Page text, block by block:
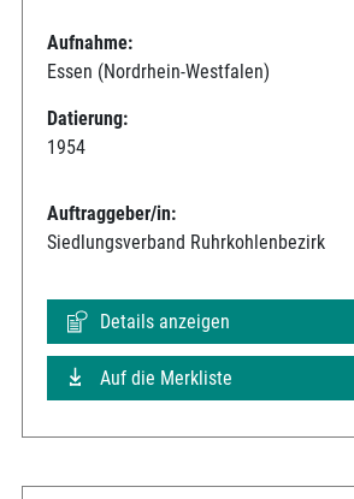
Aufnahme:
Essen (Nordrhein-Westfalen)
Datierung:
1954
Auftraggeber/in:
Siedlungsverband Ruhrkohlenbezirk
Details anzeigen
Auf die Merkliste